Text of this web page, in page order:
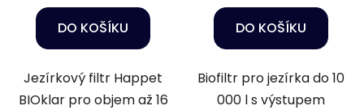
DO KOŠÍKU
Jezírkový filtr Happet
BIOklar pro objem až 16
DO KOŠÍKU
Biofiltr pro jezírka do 10
000 l s výstupem